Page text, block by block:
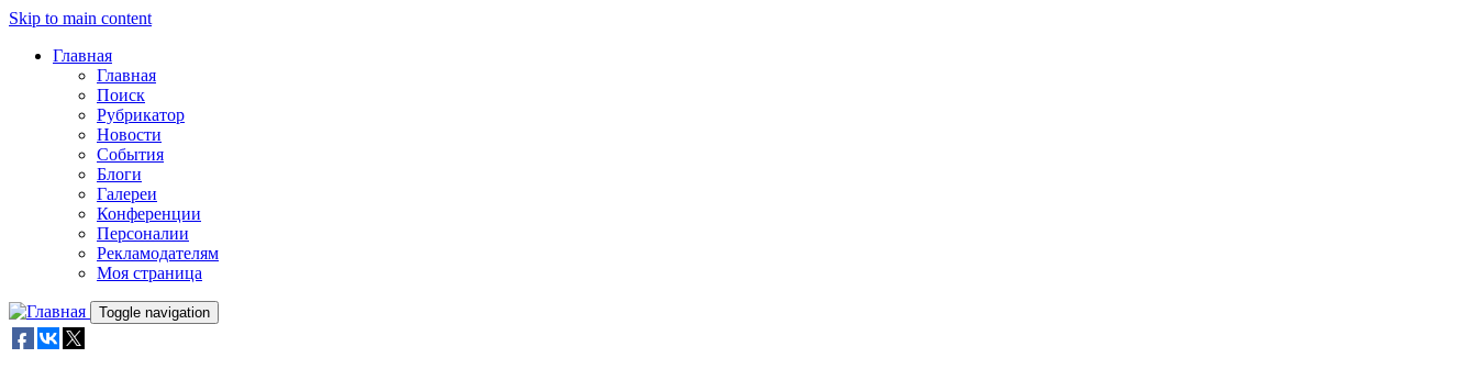
Skip to main content
Главная
Главная
Поиск
Рубрикатор
Новости
События
Блоги
Галереи
Конференции
Персоналии
Рекламодателям
Моя страница
Toggle navigation